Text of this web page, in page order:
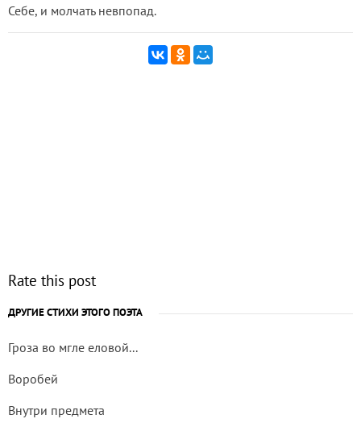
Себе, и молчать невпопад.
Rate this post
ДРУГИЕ СТИХИ ЭТОГО ПОЭТА
Гроза во мгле еловой...
Воробей
Внутри предмета